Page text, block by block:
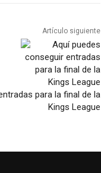
Artículo siguiente
para la final de la
Kings League